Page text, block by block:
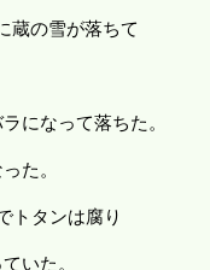
蔵の雪が落ちて
になって落ちた。
た。
トタンは腐り
いた。